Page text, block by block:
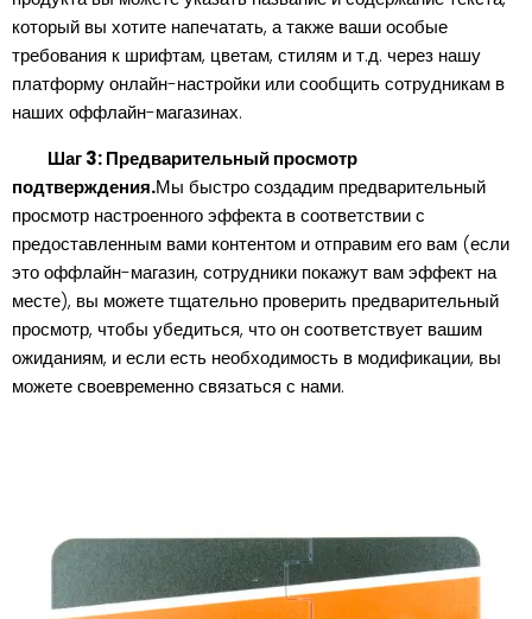
который вы хотите напечатать, а также ваши особые
требования к шрифтам, цветам, стилям и т.д. через нашу
платформу онлайн-настройки или сообщить сотрудникам в
наших оффлайн-магазинах.
Шаг 3: Предварительный просмотр
подтверждения.Мы быстро создадим предварительный
просмотр настроенного эффекта в соответствии с
предоставленным вами контентом и отправим его вам (если
это оффлайн-магазин, сотрудники покажут вам эффект на
месте), вы можете тщательно проверить предварительный
просмотр, чтобы убедиться, что он соответствует вашим
ожиданиям, и если есть необходимость в модификации, вы
можете своевременно связаться с нами.